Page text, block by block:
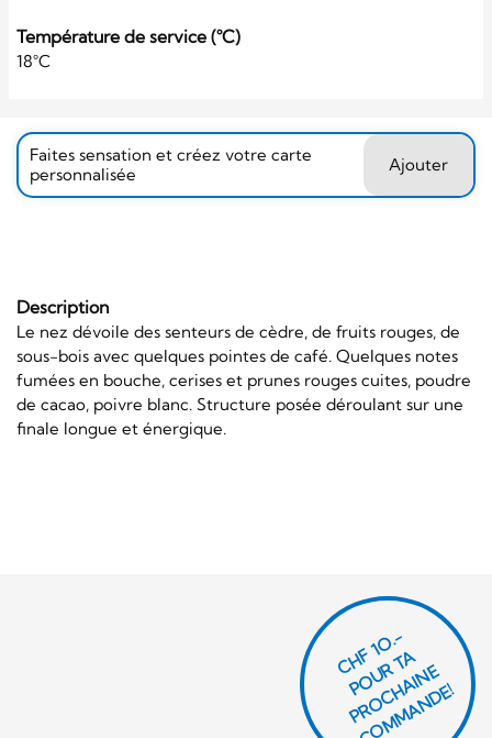
Température de service (°C)
18°C
Faites sensation et créez votre carte
personnalisée
Ajouter
Description
Le nez dévoile des senteurs de cèdre, de fruits rouges, de
sous-bois avec quelques pointes de café. Quelques notes
fumées en bouche, cerises et prunes rouges cuites, poudre
de cacao, poivre blanc. Structure posée déroulant sur une
finale longue et énergique.
CHF 1O.-
P
O
U
R
T
A
P
R
O
C
H
AI
N
E
C
O
M
M
A
N
D
E!